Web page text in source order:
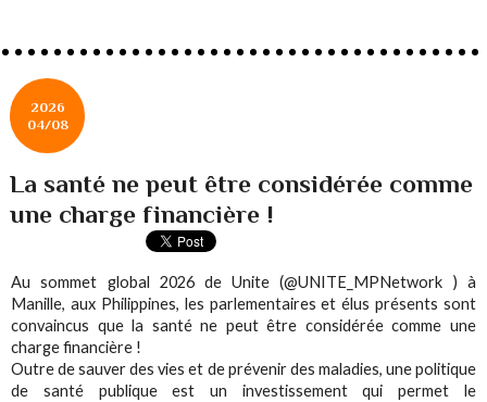
2026
04/08
La santé ne peut être considérée comme
une charge financière !
Au sommet global 2026 de Unite (@UNITE_MPNetwork ) à
Manille, aux Philippines, les parlementaires et élus présents sont
convaincus que la santé ne peut être considérée comme une
charge financière !
Outre de sauver des vies et de prévenir des maladies, une politique
de santé publique est un investissement qui permet le